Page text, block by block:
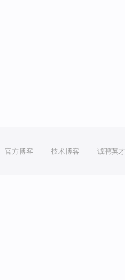
官方博客 技术博客 诚聘英才